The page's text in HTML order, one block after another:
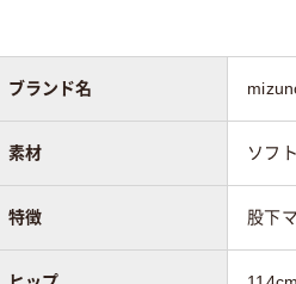
ブランド名
素材 ソフ
特徴 股下